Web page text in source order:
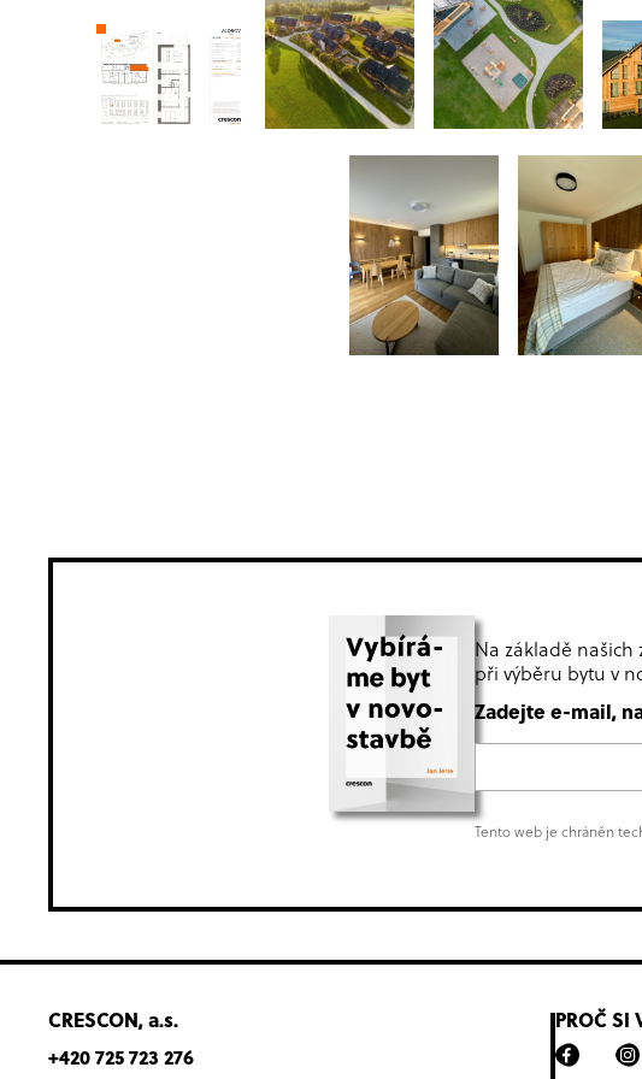
Na základě
při výběru bytu v
Zadejte e-mail,
Tento web je chráněn
CRESCON, a.s.
+420 725 723 276
PROČ SI